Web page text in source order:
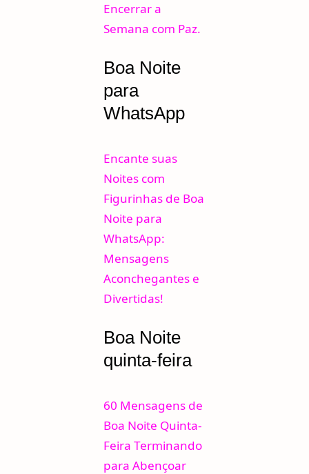
Encerrar a
Semana com Paz.
Boa Noite
para
WhatsApp
Encante suas
Noites com
Figurinhas de Boa
Noite para
WhatsApp:
Mensagens
Aconchegantes e
Divertidas!
Boa Noite
quinta-feira
60 Mensagens de
Boa Noite Quinta-
Feira Terminando
para Abençoar